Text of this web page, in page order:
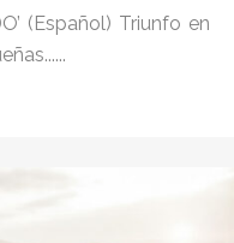
(Español) Triunfo en